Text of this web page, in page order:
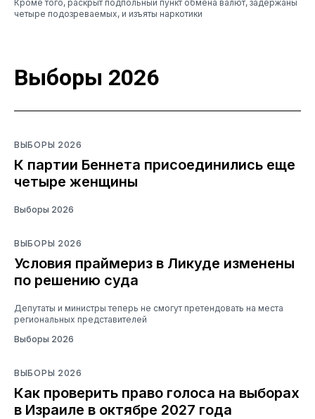
Кроме того, раскрыт подпольный пункт обмена валют, задержаны
четыре подозреваемых, и изъяты наркотики
Выборы 2026
ВЫБОРЫ 2026
К партии Беннета присоединились еще
четыре женщины
Выборы 2026
ВЫБОРЫ 2026
Условия праймериз в Ликуде изменены
по решению суда
Депутаты и министры теперь не смогут претендовать на места
региональных представителей
Выборы 2026
ВЫБОРЫ 2026
Как проверить право голоса на выборах
в Израиле в октябре 2027 года